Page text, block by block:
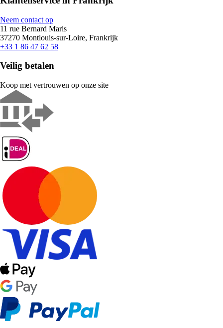
Neem contact op
11 rue Bernard Maris
37270 Montlouis-sur-Loire, Frankrijk
+33 1 86 47 62 58
Veilig betalen
Koop met vertrouwen op onze site